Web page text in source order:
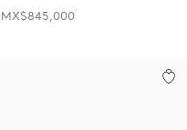
MX$845,000